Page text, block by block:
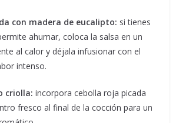
con madera de eucalipto: si tienes
ahumar, coloca la salsa en un
al calor y déjala infusionar con el
intenso.
criolla: incorpora cebolla roja picada
fresco al final de la cocción para un